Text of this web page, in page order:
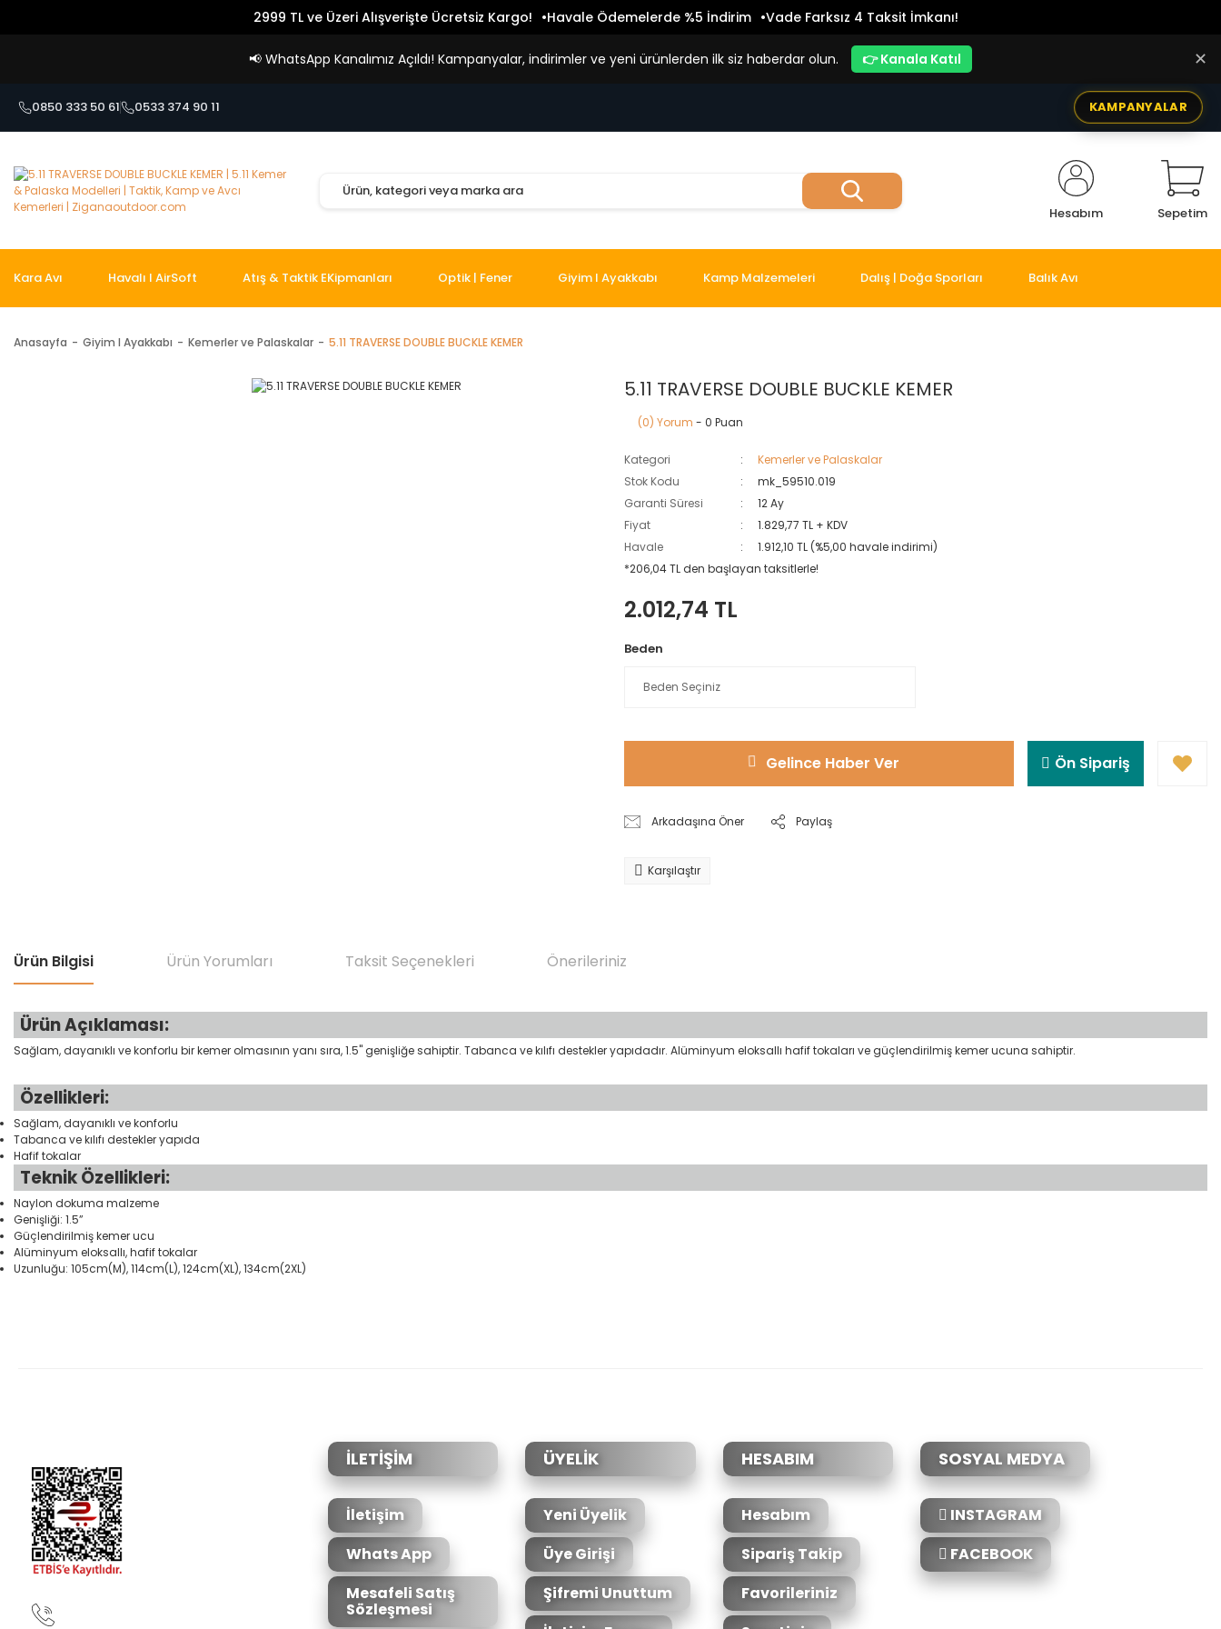
2999 TL ve Üzeri Alışverişte Ücretsiz Kargo! Havale Ödemelerde %5 İndirim Vade Farksız 4 Taksit İmkanı!
📢 WhatsApp Kanalımız Açıldı! Kampanyalar, indirimler ve yeni ürünlerden ilk siz haberdar olun. 👉 Kanala Katıl ✕
0850 333 50 61 0533 374 90 11 KAMPANYALAR
Hesabım Sepetim
Kara Avı Havalı I AirSoft Atış & Taktik EKipmanları Optik | Fener Giyim I Ayakkabı Kamp Malzemeleri Dalış | Doğa Sporları Balık Avı
Anasayfa Giyim I Ayakkabı Kemerler ve Palaskalar 5.11 TRAVERSE DOUBLE BUCKLE KEMER
5.11 TRAVERSE DOUBLE BUCKLE KEMER
(0) Yorum - 0 Puan
Kategori
Kemerler ve Palaskalar
Stok Kodu
mk_59510.019
Garanti Süresi
12 Ay
Fiyat
1.829,77 TL + KDV
Havale
1.912,10 TL (%5,00 havale indirimi)
*206,04 TL den başlayan taksitlerle!
2.012,74 TL
Beden
Gelince Haber Ver Ön Sipariş
Arkadaşına Öner Paylaş
Karşılaştır
Ürün Bilgisi Ürün Yorumları Taksit Seçenekleri Önerileriniz
Ürün Açıklaması:
Sağlam, dayanıklı ve konforlu bir kemer olmasının yanı sıra, 1.5" genişliğe sahiptir. Tabanca ve kılıfı destekler yapıdadır. Alüminyum eloksallı hafif tokaları ve güçlendirilmiş kemer ucuna sahiptir.
Özellikleri:
Sağlam, dayanıklı ve konforlu
Tabanca ve kılıfı destekler yapıda
Hafif tokalar
Teknik Özellikleri:
Naylon dokuma malzeme
Genişliği: 1.5”
Güçlendirilmiş kemer ucu
Alüminyum eloksallı, hafif tokalar
Uzunluğu: 105cm(M), 114cm(L), 124cm(XL), 134cm(2XL)
Ürün fiyatı diğer sitelerden daha pahalı.
Bu ürüne benzer farklı alternatifler olmalı.
İLETİŞİM
İletişim
Whats App
Mesafeli Satış
Sözleşmesi
ÜYELİK
Yeni Üyelik
Üye Girişi
Şifremi Unuttum
HESABIM
Hesabım
Sipariş Takip
Favorileriniz
SOSYAL MEDYA
INSTAGRAM
FACEBOOK